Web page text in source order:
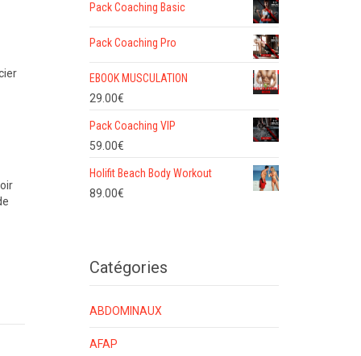
Pack Coaching Basic
Pack Coaching Pro
EBOOK MUSCULATION
29.00€
Pack Coaching VIP
59.00€
Holifit Beach Body Workout
89.00€
Catégories
ABDOMINAUX
AFAP